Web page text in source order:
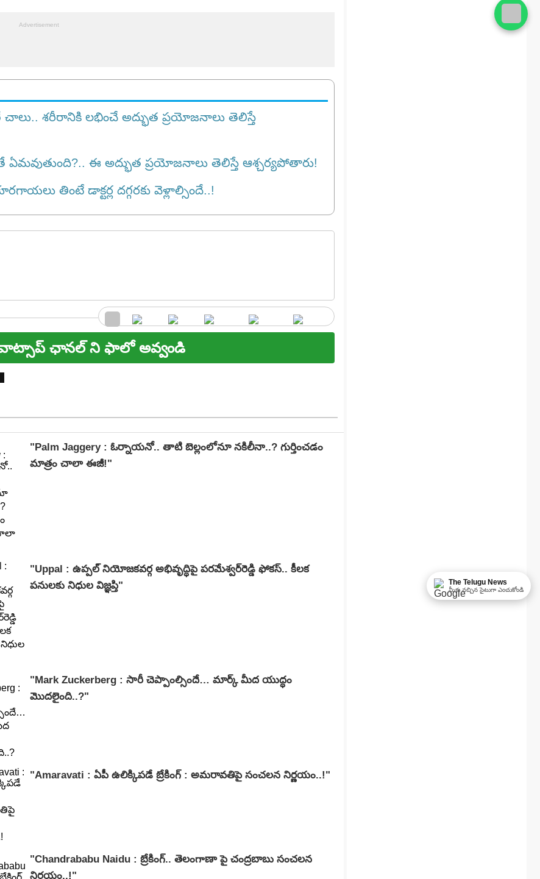
చాలు.. శరీరానికి లభించే అద్భుత ప్రయోజనాలు తెలిస్తే
ఏమవుతుంది?.. ఈ అద్భుత ప్రయోజనాలు తెలిస్తే ఆశ్చర్యపోతారు!
తింటే డాక్టర్ల దగ్గరకు వెళ్లాల్సిందే..!
ఛానల్ ని ఫాలో అవ్వండి
"Palm Jaggery : ఓర్నాయనో.. తాటి బెల్లంలోనూ నకిలీనా..? గుర్తించడం
మాత్రం చాలా ఈజీ!"
"Uppal : ఉప్పల్ నియోజకవర్గ అభివృద్ధిపై పరమేశ్వర్‌రెడ్డి ఫోకస్.. కీలక
పనులకు నిధుల విజ్ఞప్తి"
"Mark Zuckerberg : సారీ చెప్పాంల్సిందే… మార్క్ మీద యుద్ధం
మొదలైంది..?"
"Amaravati : ఏపీ ఉలిక్కిపడే బ్రేకింగ్ : అమరావతిపై సంచలన నిర్ణయం..!"
"Chandrababu Naidu : బ్రేకింగ్.. తెలంగాణా పై చంద్రబాబు సంచలన
నిర్ణయం..!"
The Telugu News
మీకు నచ్చిన సైటుగా ఎంచుకోండి